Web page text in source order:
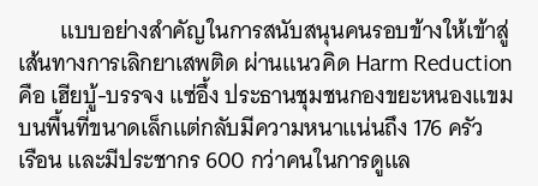
แบบอย่างสำคัญในการสนับสนุนคนรอบข้างให้เข้าสู่
เส้นทางการเลิกยาเสพติด ผ่านแนวคิด Harm Reduction
คือ เฮียบู้-บรรจง แซ่อึ้ง ประธานชุมชนกองขยะหนองแขม
บนพื้นที่ขนาดเล็กแต่กลับมีความหนาแน่นถึง 176 ครัว
เรือน และมีประชากร 600 กว่าคนในการดูแล